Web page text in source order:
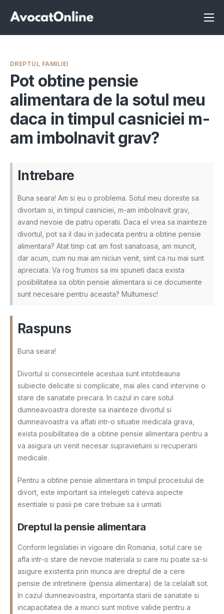
Înscrie-te ca avocat
Servicii
Despre noi
Programeaza consultanta
Intrebari
DREPTUL FAMILIEI
Pot obtine pensie
alimentara de la sotul meu
daca in timpul casniciei m-
am imbolnavit grav?
Intrebare
Buna seara! Am si eu o problema. Sotul meu doreste sa
divortam si, in timpul casniciei, m-am imbolnavit grav,
avand nevoie de patru operatii. Daca el vrea sa inainteze
divortul, pot sa il dau in judecata pentru a obtine pensie
alimentara? Atat timp cat am fost sanatoasa, am muncit,
dar acum, cum nu mai am niciun venit, simt ca nu mai sunt
apreciata. Va rog frumos sa imi spuneti daca exista
posibilitatea sa obtin pensie alimentara si ce documente
sunt necesare pentru aceasta? Multumesc!
Raspuns
Buna seara!
Divortul si consecintele acestuia sunt intotdeauna
subiecte delicate si complicate, mai ales cand intervine o
stare de sanatate precara. In cazul in care sotul
dumneavoastra doreste sa inainteze divortul si
dumneavoastra va aflati intr-o situatie medicala grava,
exista posibilitatea de a obtine pensie alimentara pentru a
va asigura un venit necesar supravietuirii si recuperarii
medicale.
Pentru a obtine pensie alimentara in timpul procesului de
divort, este important sa intelegeti cateva aspecte
esentiale si pasii pe care trebuie sa ii urmati.
Dreptul la pensie alimentara
Conform legislatiei in vigoare din Romania, sotul care se
afla intr-o stare de nevoie materiala si care nu poate sa-si
asigure existenta prin munca are dreptul de a cere
pensie de intretinere (pensia alimentara) de la celalalt sot.
In cazul dumneavoastra, importanta starii de sanatate si
incapacitatea de a munci sunt motive valide pentru a